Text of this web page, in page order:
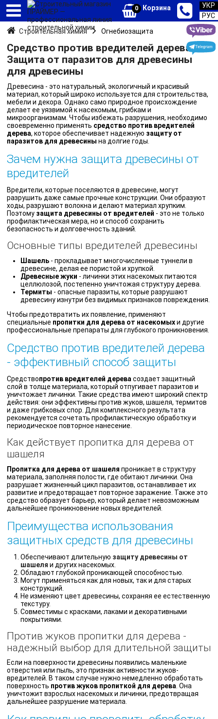
0 Корзина
УКР
РУС
Строительная химия
Огнебиозащита
Средство против вредителей дерева.
Защита от паразитов для древесины
для древесины
Древесина - это натуральный, экологичный и красивый
материал, который широко используется для строительства,
мебели и декора. Однако само природное происхождение
делает ее уязвимой к насекомым, грибкам и
микроорганизмам. Чтобы избежать разрушения, необходимо
своевременно применять средство против вредителей
дерева, которое обеспечивает надежную защиту от
паразитов для древесины на долгие годы.
Зачем нужна защита древесины от
вредителей
Вредители, которые поселяются в древесине, могут
разрушить даже самые прочные конструкции. Они образуют
ходы, разрушают волокна и делают материал хрупким.
Поэтому защита древесины от вредителей - это не только
профилактическая мера, но и способ сохранить
безопасность и долговечность зданий.
Основные типы вредителей древесины
Шашель - прокладывает многочисленные туннели в
древесине, делая ее пористой и хрупкой.
Древесные жуки - личинки этих насекомых питаются
целлюлозой, постепенно уничтожая структуру дерева.
Термиты - опасные паразиты, которые разрушают
древесину изнутри без видимых признаков повреждения.
Чтобы предотвратить их появление, применяют
специальные пропитки для дерева от насекомыхи другие
профессиональные препараты для глубокого проникновения.
Средство против вредителей дерева
- эффективный способ защиты
Средствопротив вредителей дерева создает защитный
слой в толще материала, который отпугивает паразитов и
уничтожает личинки. Такие средства имеют широкий спектр
действия: они эффективны против жуков, шашеля, термитов
и даже грибковых спор. Для комплексного результата
рекомендуется сочетать профилактическую обработку и
периодическое повторное нанесение.
Как действует пропитка для дерева от
шашеля
Пропитка для дерева от шашеля проникает в структуру
материала, заполняя полости, где обитают личинки. Она
разрушает жизненный цикл паразитов, останавливает их
развитие и предотвращает повторное заражение. Также это
средство образует барьер, который делает невозможным
дальнейшее проникновение новых вредителей.
Преимущества использования
защитных средств для древесины
Обеспечивают длительную защиту древесины от
шашеля и других насекомых.
Обладают глубокой проникающей способностью.
Могут применяться как для новых, так и для старых
конструкций.
Не изменяют цвет древесины, сохраняя ее естественную
текстуру.
Совместимы с красками, лаками и декоративными
покрытиями.
Против жуков пропитки для дерева -
надежный выбор для длительной защиты
Если на поверхности древесины появились маленькие
отверстия или пыль, это признак активности жуков-
вредителей. В таком случае нужно немедленно обработать
поверхность против жуков пропиткой для дерева. Она
уничтожит взрослых насекомых и личинки, предотвращая
дальнейшее разрушение материала.